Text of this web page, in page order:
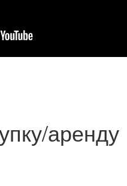
аренду